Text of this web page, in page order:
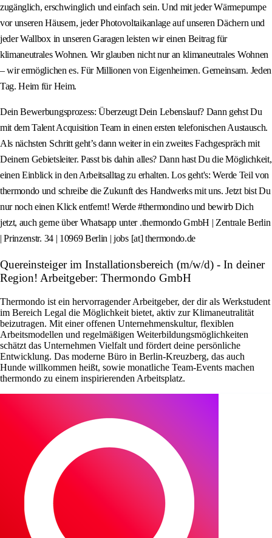
zugänglich, erschwinglich und einfach sein. Und mit jeder Wärmepumpe
vor unseren Häusern, jeder Photovoltaikanlage auf unseren Dächern und
jeder Wallbox in unseren Garagen leisten wir einen Beitrag für
klimaneutrales Wohnen. Wir glauben nicht nur an klimaneutrales Wohnen
– wir ermöglichen es. Für Millionen von Eigenheimen. Gemeinsam. Jeden
Tag. Heim für Heim.
Dein Bewerbungsprozess: Überzeugt Dein Lebenslauf? Dann gehst Du
mit dem Talent Acquisition Team in einen ersten telefonischen Austausch.
Als nächsten Schritt geht’s dann weiter in ein zweites Fachgespräch mit
Deinem Gebietsleiter. Passt bis dahin alles? Dann hast Du die Möglichkeit,
einen Einblick in den Arbeitsalltag zu erhalten. Los geht's: Werde Teil von
thermondo und schreibe die Zukunft des Handwerks mit uns. Jetzt bist Du
nur noch einen Klick entfernt! Werde #thermondino und bewirb Dich
jetzt, auch gerne über Whatsapp unter .thermondo GmbH | Zentrale Berlin
| Prinzenstr. 34 | 10969 Berlin | jobs [at] thermondo.de
Quereinsteiger im Installationsbereich (m/w/d) - In deiner
Region! Arbeitgeber: Thermondo GmbH
Thermondo ist ein hervorragender Arbeitgeber, der dir als Werkstudent
im Bereich Legal die Möglichkeit bietet, aktiv zur Klimaneutralität
beizutragen. Mit einer offenen Unternehmenskultur, flexiblen
Arbeitsmodellen und regelmäßigen Weiterbildungsmöglichkeiten
schätzt das Unternehmen Vielfalt und fördert deine persönliche
Entwicklung. Das moderne Büro in Berlin-Kreuzberg, das auch
Hunde willkommen heißt, sowie monatliche Team-Events machen
thermondo zu einem inspirierenden Arbeitsplatz.